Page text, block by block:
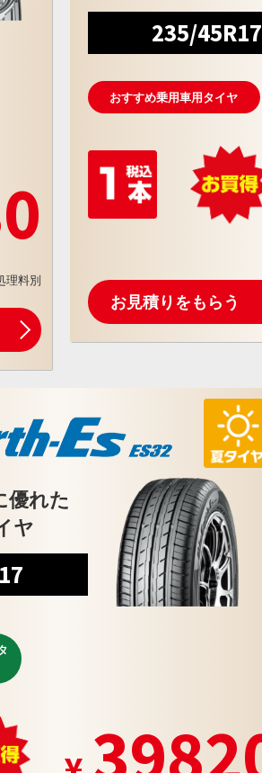
理料別
235/45R17
おすすめ乗用車用タイヤ
お見積りをもらう
優れた
ヤ